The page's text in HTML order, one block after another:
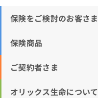
保険をご検討のお客さま
保険商品
ご契約者さま
オリックス生命について